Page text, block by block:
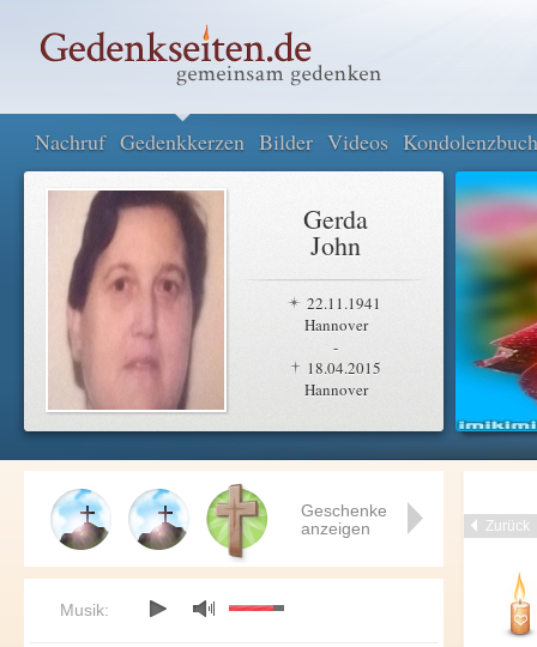
Nachruf Gedenkkerzen Bilder Videos Kondolenzbuch
Gerda
John
22.11.1941
Hannover
-
18.04.2015
Hannover
Zurück
Geschenke
anzeigen
Musik: